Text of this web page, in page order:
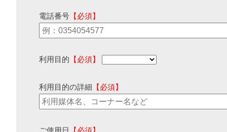
電話番号 【必須】
利用目的 【必須】
利用目的の詳細 【必須】